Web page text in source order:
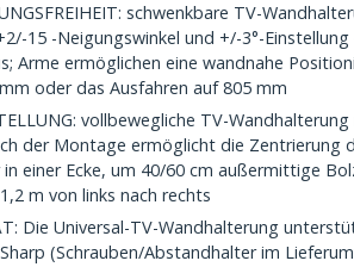
schwenkbare TV-
15 -Neigungswinkel und +/-3°-Einstellung
Arme ermöglichen eine wandnahe
oder das Ausfahren auf 805 mm
vollbewegliche TV-
der Montage ermöglicht die Zentrierung
einer Ecke, um 40/60 cm außermittige
m von links nach rechts
Die Universal-TV-Wandhalterung
(Schrauben/Abstandhalter im